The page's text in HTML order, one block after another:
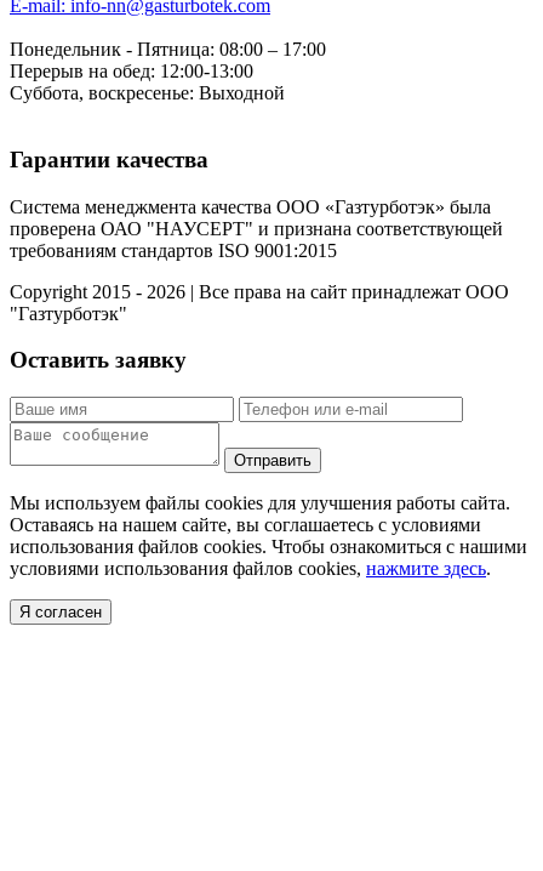
E-mail: info-nn@gasturbotek.com
Понедельник - Пятница: 08:00 – 17:00
Перерыв на обед: 12:00-13:00
Суббота, воскресенье: Выходной
Гарантии качества
Система менеджмента качества ООО «Газтурботэк» была
проверена ОАО "НАУСЕРТ" и признана соответствующей
требованиям стандартов ISO 9001:2015
Copyright 2015 - 2026 | Все права на сайт принадлежат ООО
"Газтурботэк"
Оставить заявку
Мы используем файлы cookies для улучшения работы сайта.
Оставаясь на нашем сайте, вы соглашаетесь с условиями
использования файлов cookies. Чтобы ознакомиться с нашими
условиями использования файлов cookies, нажмите здесь.
Я согласен